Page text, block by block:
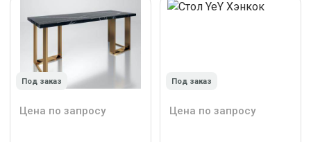
Под заказ
Цена по запросу
Под заказ
Цена по запросу